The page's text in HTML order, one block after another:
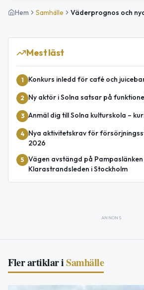
Hem Samhälle
Mest läst
1 Konkurs inledd för café och
2 Ny aktör i Solna satsar på
3 Anmäl dig till Solna kulturskola –
4
Nya aktivitetskrav för
2026
5 Vägen avstängd på Pampaslänken
Klarastrandsleden i Stockholm
ANNONS
Fler artiklar iSamhälle